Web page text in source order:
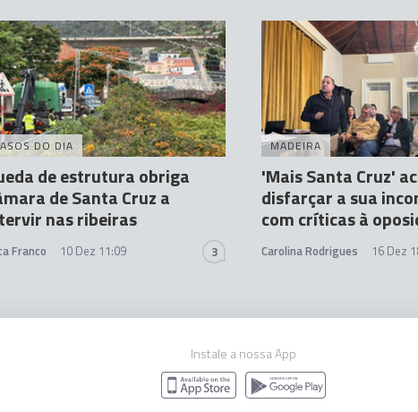
DO DIA
de estrutura obriga
de Santa Cruz a
nas ribeiras
Franco 10 Dez 11:09 3
MADEIRA
'Mais Santa Cruz'
disfarçar a sua
com críticas à
Carolina Rodrigues 16 Dez
Instale a nossa App